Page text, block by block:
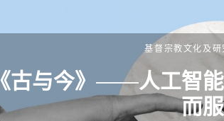
基督宗教文化及研
《古与今》——人工智
而